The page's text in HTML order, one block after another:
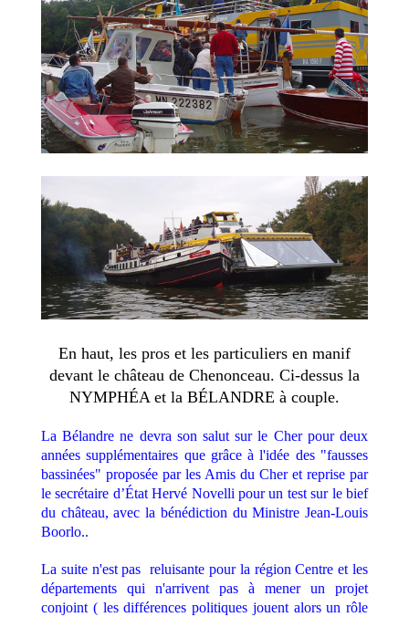
En haut, les pros et les particuliers en manif
devant le château de Chenonceau. Ci-dessus la
NYMPHÉA et la BÉLANDRE à couple.
La Bélandre ne devra son salut sur le Cher pour deux
années supplémentaires que grâce à l'idée des "fausses
bassinées" proposée par les Amis du Cher et reprise par
le secrétaire d’État Hervé Novelli pour un test sur le bief
du château, avec la bénédiction du Ministre Jean-Louis
Boorlo..
La suite n'est pas reluisante pour la région Centre et les
départements qui n'arrivent pas à mener un projet
conjoint ( les différences politiques jouent alors un rôle